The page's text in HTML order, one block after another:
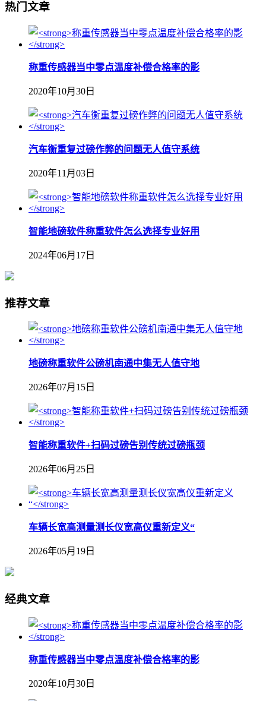
热门文章
称重传感器当中零点温度补偿合格率的影
2020年10月30日
汽车衡重复过磅作弊的问题无人值守系统
2020年11月03日
智能地磅软件称重软件怎么选择专业好用
2024年06月17日
推荐文章
地磅称重软件公磅机南通中集无人值守地
2026年07月15日
智能称重软件+扫码过磅告别传统过磅瓶颈
2026年06月25日
车辆长宽高测量测长仪宽高仪重新定义“
2026年05月19日
经典文章
称重传感器当中零点温度补偿合格率的影
2020年10月30日